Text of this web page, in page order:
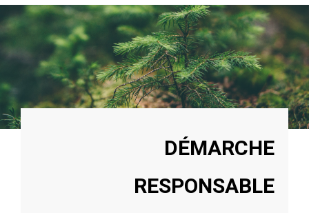
DÉMARCHE
RESPONSABLE